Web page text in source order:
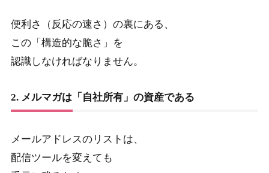
便利さ（反応の速さ）の裏にある、
この「構造的な脆さ」を
認識しなければなりません。
2. メルマガは「自社所有」の資産である
メールアドレスのリストは、
配信ツールを変えても